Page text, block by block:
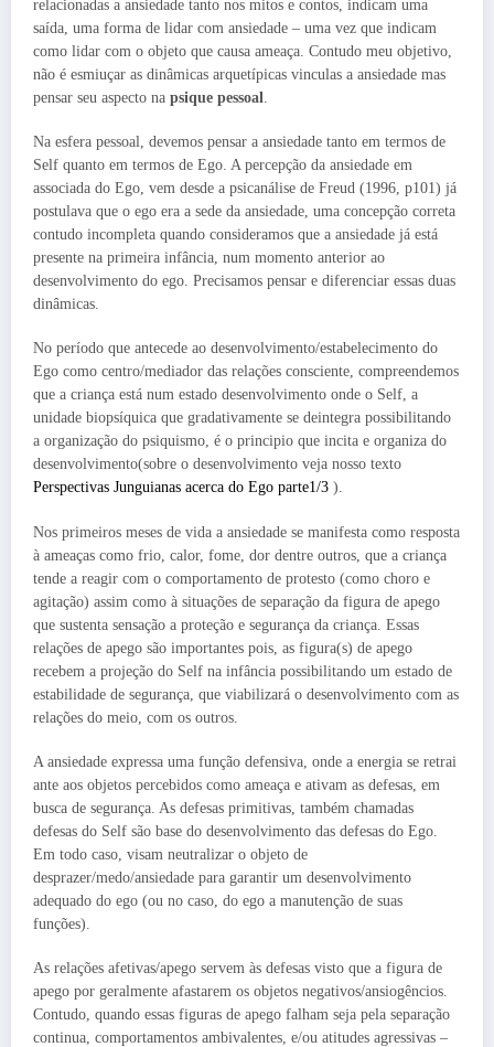
relacionadas a ansiedade tanto nos mitos e contos, indicam uma
saída, uma forma de lidar com ansiedade – uma vez que indicam
como lidar com o objeto que causa ameaça. Contudo meu objetivo,
não é esmiuçar as dinâmicas arquetípicas vinculas a ansiedade mas
pensar seu aspecto na psique pessoal
Na esfera pessoal, devemos pensar a ansiedade tanto em termos de
Self quanto em termos de Ego. A percepção da ansiedade em
associada do Ego, vem desde a psicanálise de Freud (1996, p101) já
postulava que o ego era a sede da ansiedade, uma concepção correta
contudo incompleta quando consideramos que a ansiedade já está
presente na primeira infância, num momento anterior ao
desenvolvimento do ego. Precisamos pensar e diferenciar essas duas
dinâmicas.
No período que antecede ao desenvolvimento/estabelecimento do
Ego como centro/mediador das relações consciente, compreendemos
que a criança está num estado desenvolvimento onde o Self, a
unidade biopsíquica que gradativamente se deintegra possibilitando
a organização do psiquismo, é o principio que incita e organiza do
desenvolvimento(sobre o desenvolvimento veja nosso texto
Perspectivas Junguianas acerca do Ego parte1/3 ).
Nos primeiros meses de vida a ansiedade se manifesta como resposta
à ameaças como frio, calor, fome, dor dentre outros, que a criança
tende a reagir com o comportamento de protesto (como choro e
agitação) assim como à situações de separação da figura de apego
que sustenta sensação a proteção e segurança da criança. Essas
relações de apego são importantes pois, as figura(s) de apego
recebem a projeção do Self na infância possibilitando um estado de
estabilidade de segurança, que viabilizará o desenvolvimento com as
relações do meio, com os outros.
A ansiedade expressa uma função defensiva, onde a energia se retrai
ante aos objetos percebidos como ameaça e ativam as defesas, em
busca de segurança. As defesas primitivas, também chamadas
defesas do Self são base do desenvolvimento das defesas do Ego.
Em todo caso, visam neutralizar o objeto de
desprazer/medo/ansiedade para garantir um desenvolvimento
adequado do ego (ou no caso, do ego a manutenção de suas
funções).
As relações afetivas/apego servem às defesas visto que a figura de
apego por geralmente afastarem os objetos negativos/ansiogêncios.
Contudo, quando essas figuras de apego falham seja pela separação
continua, comportamentos ambivalentes, e/ou atitudes agressivas –